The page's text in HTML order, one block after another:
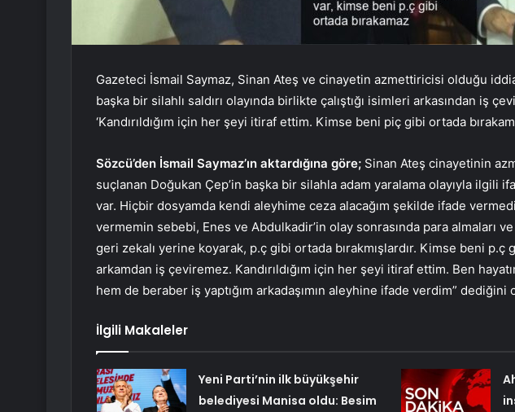
Gazeteci İsmail Saymaz, Sinan Ateş ve cinayetin azmettiricisi olduğu
başka bir silahlı saldırı olayında birlikte çalıştığı isimleri arkasından iş
‘Kandırıldığım için her şeyi itiraf ettim. Kimse beni piç gibi ortada
Sözcü’den İsmail Saymaz’ın aktardığına göre; Sinan Ateş cinayetinin
suçlanan Doğukan Çep’in başka bir silahla adam yaralama olayıyla ilgili
var. Hiçbir dosyamda kendi aleyhime ceza alacağım şekilde ifade
vermemin sebebi, Enes ve Abdulkadir’in olay sonrasında para almaları
geri zekalı yerine koyarak, p.ç gibi ortada bırakmışlardır. Kimse beni p.ç
arkamdan iş çeviremez. Kandırıldığım için her şeyi itiraf ettim. Ben
hem de beraber iş yaptığım arkadaşımın aleyhine ifade verdim” dediğini
İlgili Makaleler
Yeni Parti’nin ilk büyükşehir
belediyesi Manisa oldu: Besim